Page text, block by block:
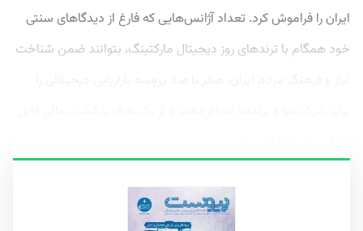
ایران را فراموش کرد. تعداد آژانس‌هایی که فارغ از دیدگاهای سنتی
خود همگام با ترندهای روز دیجیتال مارکتینگ، بتوانند ضمن شناخت